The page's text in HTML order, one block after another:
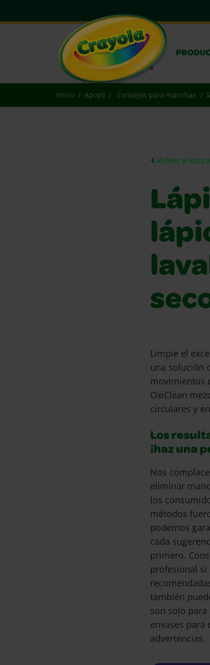
Inicio Apoyo Consejos para manchas
Volver a los
Limpie el
una solución
movimientos
OxiClean
circulares y
Los
¡haz una
Nos
eliminar
los
métodos
podemos
cada
primero.
profesional si
también
son solo para
envases
advertencias.